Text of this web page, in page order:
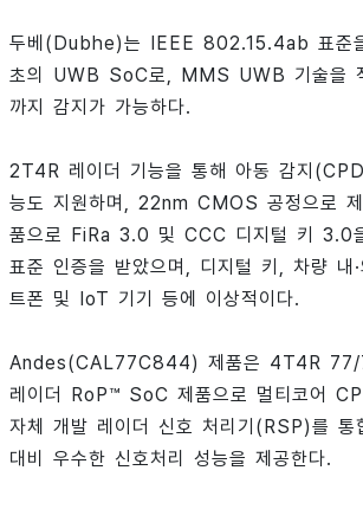
두베(Dubhe)는 IEEE 802.15.4ab 표준
초의 UWB SoC로, MMS UWB 기술을
까지 감지가 가능하다.
2T4R 레이더 기능을 통해 아동 감지
능도 지원하며, 22nm CMOS 공정으로 제
품으로 FiRa 3.0 및 CCC 디지털 키 3.0
표준 인증을 받았으며, 디지털 키, 차량 내
트폰 및 IoT 기기 등에 이상적이다.
Andes(CAL77C844) 제품은 4T4R 77/
레이더 RoP™ SoC 제품으로 멀티코어
자체 개발 레이더 신호 처리기(RSP)를 통
대비 우수한 신호처리 성능을 제공한다.